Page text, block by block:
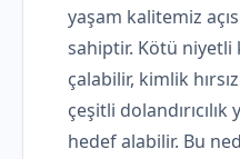
yaşam kalitemiz
sahiptir. Kötü
çalabilir, kimlik
çeşitli
hedef alabilir. Bu